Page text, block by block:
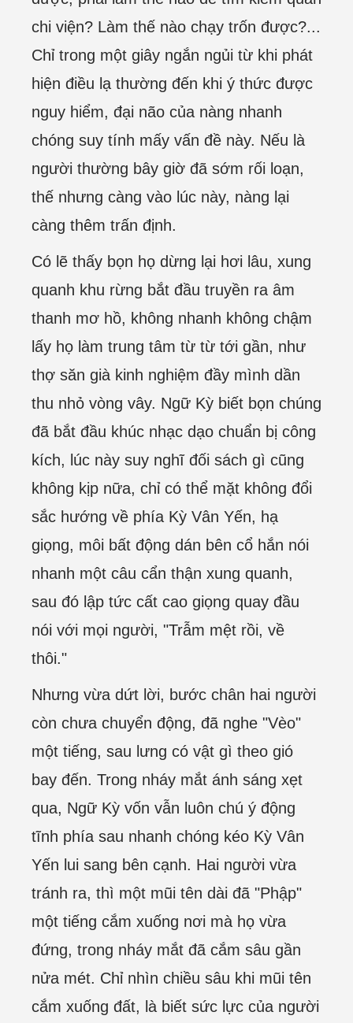
chi viện? Làm thế nào chạy trốn được?...
Chỉ trong một giây ngắn ngủi từ khi phát
hiện điều lạ thường đến khi ý thức được
nguy hiểm, đại não của nàng nhanh
chóng suy tính mấy vấn đề này. Nếu là
người thường bây giờ đã sớm rối loạn,
thế nhưng càng vào lúc này, nàng lại
càng thêm trấn định.
Có lẽ thấy bọn họ dừng lại hơi lâu, xung
quanh khu rừng bắt đầu truyền ra âm
thanh mơ hồ, không nhanh không chậm
lấy họ làm trung tâm từ từ tới gần, như
thợ săn già kinh nghiệm đầy mình dần
thu nhỏ vòng vây. Ngữ Kỳ biết bọn chúng
đã bắt đầu khúc nhạc dạo chuẩn bị công
kích, lúc này suy nghĩ đối sách gì cũng
không kịp nữa, chỉ có thể mặt không đổi
sắc hướng về phía Kỳ Vân Yến, hạ
giọng, môi bất động dán bên cổ hắn nói
nhanh một câu cẩn thận xung quanh,
sau đó lập tức cất cao giọng quay đầu
nói với mọi người, "Trẫm mệt rồi, về
thôi."
Nhưng vừa dứt lời, bước chân hai người
còn chưa chuyển động, đã nghe "Vèo"
một tiếng, sau lưng có vật gì theo gió
bay đến. Trong nháy mắt ánh sáng xẹt
qua, Ngữ Kỳ vốn vẫn luôn chú ý động
tĩnh phía sau nhanh chóng kéo Kỳ Vân
Yến lui sang bên cạnh. Hai người vừa
tránh ra, thì một mũi tên dài đã "Phập"
một tiếng cắm xuống nơi mà họ vừa
đứng, trong nháy mắt đã cắm sâu gần
nửa mét. Chỉ nhìn chiều sâu khi mũi tên
cắm xuống đất, là biết sức lực của người